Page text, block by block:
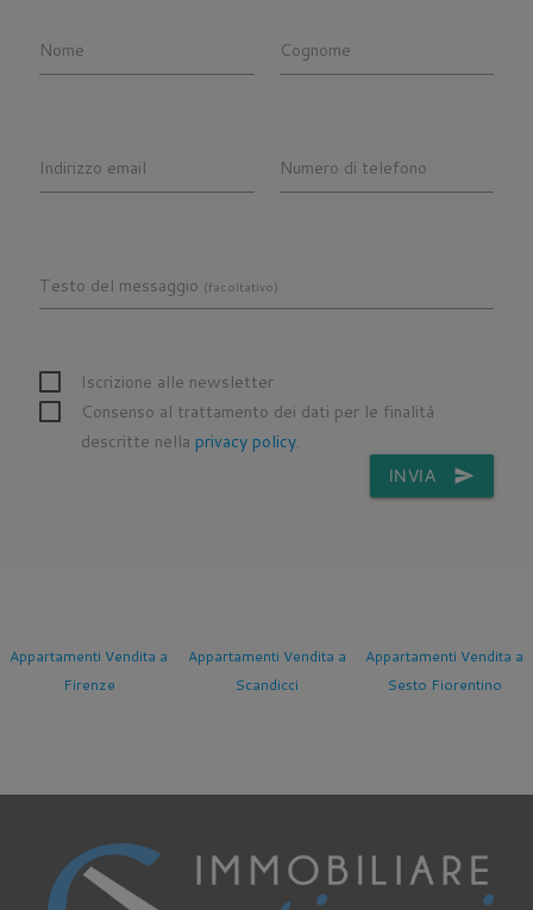
Nome Cognome
Indirizzo email Numero di telefono
Testo del messaggio (facoltativo)
Iscrizione alle newsletter
Consenso al trattamento dei dati per le finalità
descritte nella privacy policy.
INVIA send
Appartamenti Vendita a
Firenze
Appartamenti Vendita a
Scandicci
Appartamenti Vendita a
Sesto Fiorentino